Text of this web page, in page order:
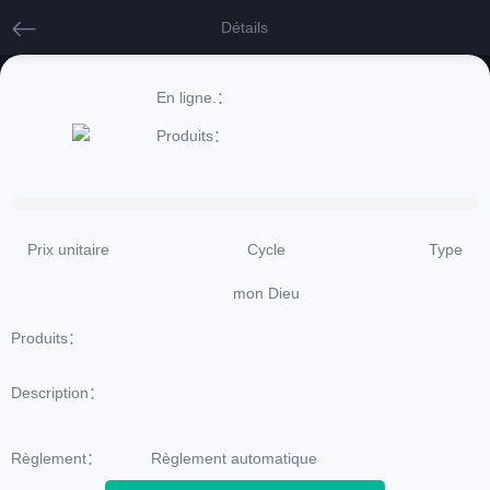
Détails
En ligne.：
Produits：
Prix unitaire Cycle
mon Dieu
Type
Produits：
Description：
Règlement： Règlement automatique